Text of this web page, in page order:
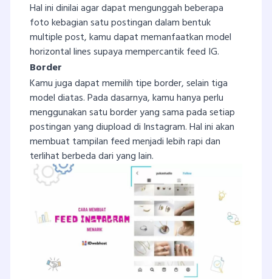
Hal ini dinilai agar dapat mengunggah beberapa
foto kebagian satu postingan dalam bentuk
multiple post, kamu dapat memanfaatkan model
horizontal lines supaya mempercantik feed IG.
Border
Kamu juga dapat memilih tipe border, selain tiga
model diatas. Pada dasarnya, kamu hanya perlu
menggunakan satu border yang sama pada setiap
postingan yang diupload di Instagram. Hal ini akan
membuat tampilan feed menjadi lebih rapi dan
terlihat berbeda dari yang lain.